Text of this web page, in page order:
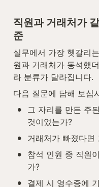
직원과 거래처가
준
실무에서 가장 헷갈리
원과 거래처가 동석했
라 분류가 달라집니다.
다음 질문에 답해 보십
•
그 자리를 만든 주
것이었는가?
• 거래처가 빠졌다면
•
참석 인원 중 직원
가?
•
결제 시 영수증에